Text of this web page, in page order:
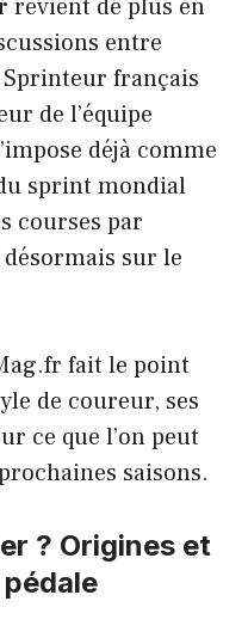
revient de plus en
entre
français
de l’équipe
déjà comme
sprint mondial
courses par
désormais sur le
fait le point
de coureur, ses
ce que l’on peut
saisons.
? Origines et